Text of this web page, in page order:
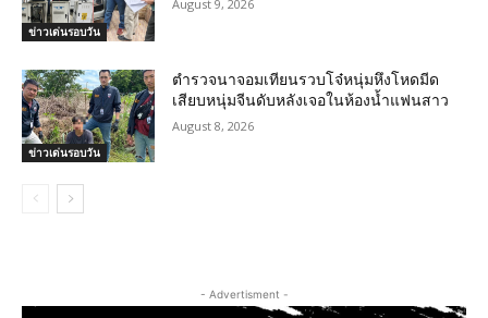
ข่าวเด่นรอบวัน
August 9, 2026
ข่าวเด่นรอบวัน
ตำรวจนาจอมเทียนรวบโจ๋หนุ่มหึงโหดมีด
เสียบหนุ่มจีนดับหลังเจอในห้องน้ำแฟนสาว
August 8, 2026
- Advertisment -